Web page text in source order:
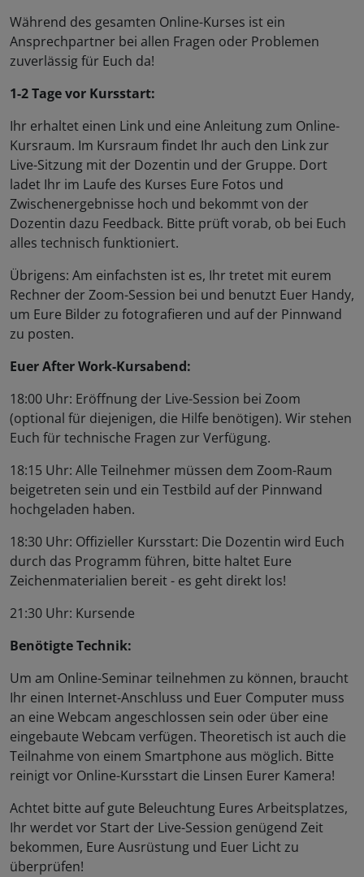
Während des gesamten Online-Kurses ist ein
Ansprechpartner bei allen Fragen oder Problemen
zuverlässig für Euch da!
1-2 Tage vor Kursstart:
Ihr erhaltet einen Link und eine Anleitung zum Online-
Kursraum. Im Kursraum findet Ihr auch den Link zur
Live-Sitzung mit der Dozentin und der Gruppe. Dort
ladet Ihr im Laufe des Kurses Eure Fotos und
Zwischenergebnisse hoch und bekommt von der
Dozentin dazu Feedback. Bitte prüft vorab, ob bei Euch
alles technisch funktioniert.
Übrigens: Am einfachsten ist es, Ihr tretet mit eurem
Rechner der Zoom-Session bei und benutzt Euer Handy,
um Eure Bilder zu fotografieren und auf der Pinnwand
zu posten.
Euer After Work-Kursabend:
18:00 Uhr: Eröffnung der Live-Session bei Zoom
(optional für diejenigen, die Hilfe benötigen). Wir stehen
Euch für technische Fragen zur Verfügung.
18:15 Uhr: Alle Teilnehmer müssen dem Zoom-Raum
beigetreten sein und ein Testbild auf der Pinnwand
hochgeladen haben.
18:30 Uhr: Offizieller Kursstart: Die Dozentin wird Euch
durch das Programm führen, bitte haltet Eure
Zeichenmaterialien bereit - es geht direkt los!
21:30 Uhr: Kursende
Benötigte Technik:
Um am Online-Seminar teilnehmen zu können, braucht
Ihr einen Internet-Anschluss und Euer Computer muss
an eine Webcam angeschlossen sein oder über eine
eingebaute Webcam verfügen. Theoretisch ist auch die
Teilnahme von einem Smartphone aus möglich. Bitte
reinigt vor Online-Kursstart die Linsen Eurer Kamera!
Achtet bitte auf gute Beleuchtung Eures Arbeitsplatzes,
Ihr werdet vor Start der Live-Session genügend Zeit
bekommen, Eure Ausrüstung und Euer Licht zu
überprüfen!